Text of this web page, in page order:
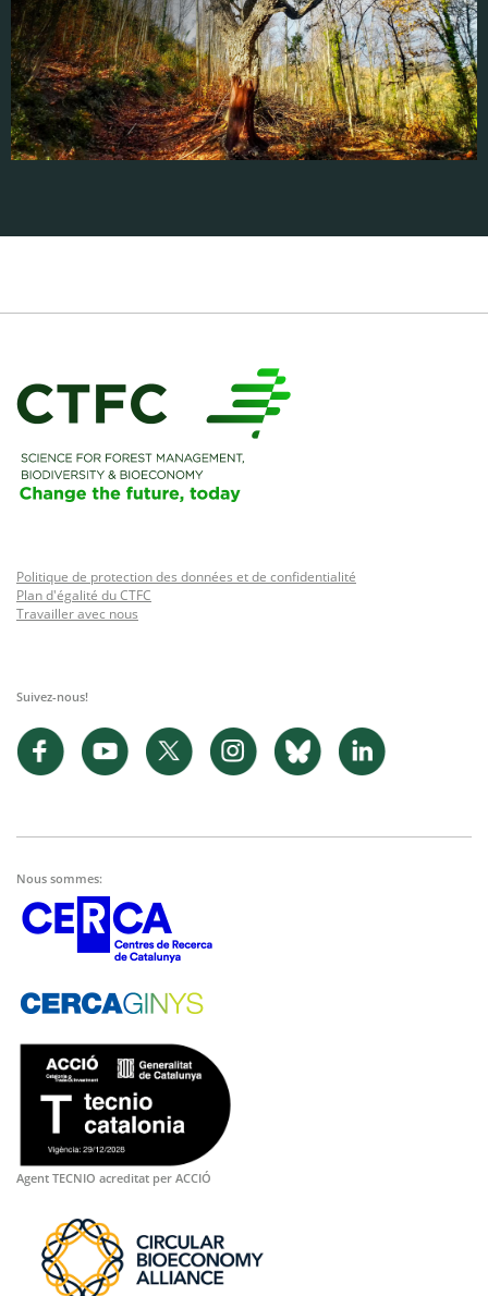
Politique de protection des données et de confidentialité
Plan d'égalité du CTFC
Travailler avec nous
Suivez-nous!
Nous sommes:
Agent TECNIO acreditat per ACCIÓ